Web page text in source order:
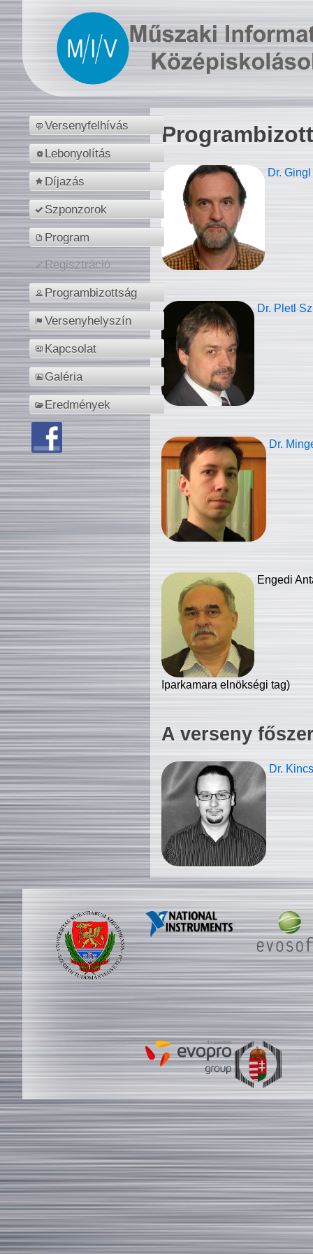
Versenyfelhívás
Lebonyolítás
Díjazás
Szponzorok
Program
Regisztráció
Programbizottság
Versenyhelyszín
Kapcsolat
Galéria
Eredmények
Dr.
Dr. Pletl
Dr.
Engedi
Iparkamara elnökségi tag)
A verseny
Dr.